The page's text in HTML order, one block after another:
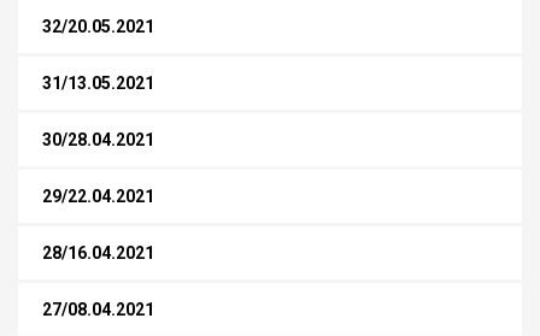
32/20.05.2021
31/13.05.2021
30/28.04.2021
29/22.04.2021
28/16.04.2021
27/08.04.2021